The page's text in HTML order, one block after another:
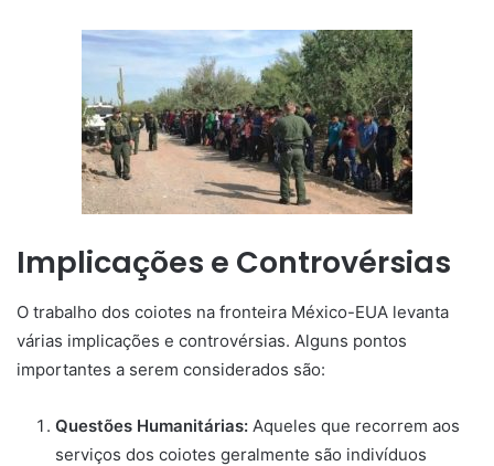
Implicações e Controvérsias
O trabalho dos coiotes na fronteira México-EUA levanta
várias implicações e controvérsias. Alguns pontos
importantes a serem considerados são:
Questões Humanitárias: Aqueles que recorrem aos
serviços dos coiotes geralmente são indivíduos